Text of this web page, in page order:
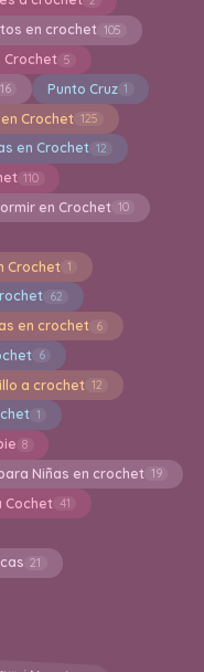
en crochet 105
Crochet 5
16 Punto Cruz 1
Crochet 125
en Crochet 12
110
en Crochet 10
Crochet 1
62
en crochet 6
6
a crochet 12
1
8
Niñas en crochet 19
Cochet 41
21